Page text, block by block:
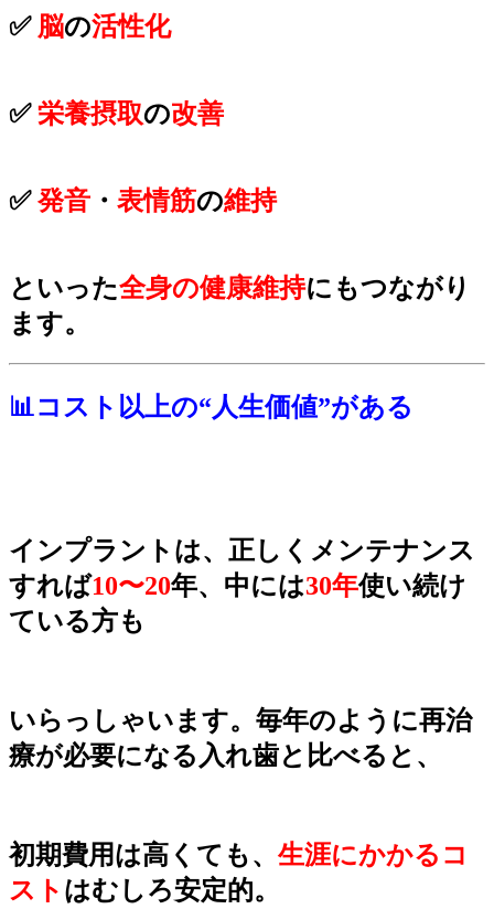
✅ 脳の活性化
✅栄養摂取の改善
✅発音 ・ 表情筋の維持
といった全身の健康維持にもつながり
ます。
📊コスト以上の“人生価値”がある
インプラントは、正しくメンテナンス
すれば10〜20年、中には30年使い続け
ている方も
いらっしゃいます。毎年のように再治
療が必要になる入れ歯と比べると、
初期費用は高くても、 生涯にかかるコ
スト はむしろ安定的。